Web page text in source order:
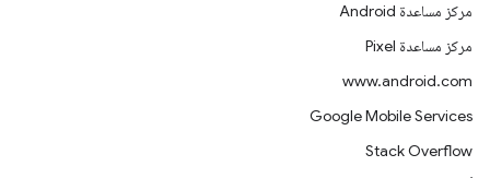
مركز مساعدة Android
مركز مساعدة Pixel
www.android.com
Google Mobile Services
Stack Overflow